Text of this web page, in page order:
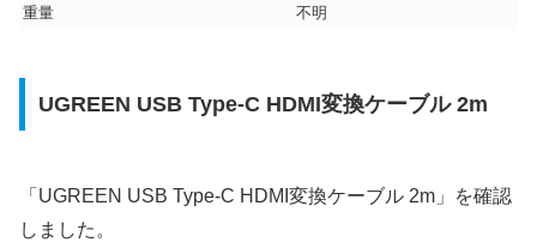
重量
‎不明
UGREEN USB Type-C HDMI変換ケーブル 2m
「UGREEN USB Type-C HDMI変換ケーブル 2m」を確認
しました。